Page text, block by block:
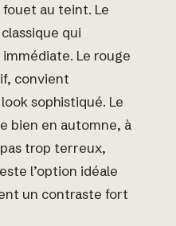
au teint. Le
qui
Le rouge
convient
sophistiqué. Le
bien en automne, à
trop terreux,
l’option idéale
un contraste fort